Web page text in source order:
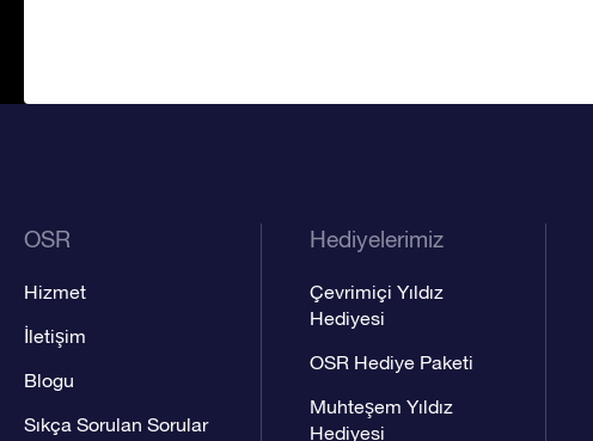
OSR
Hizmet
İletişim
Blogu
Sıkça Sorulan Sorular
Hediyelerimiz
Çevrimiçi Yıldız
Hediyesi
OSR Hediye Paketi
Muhteşem Yıldız
Hediyesi